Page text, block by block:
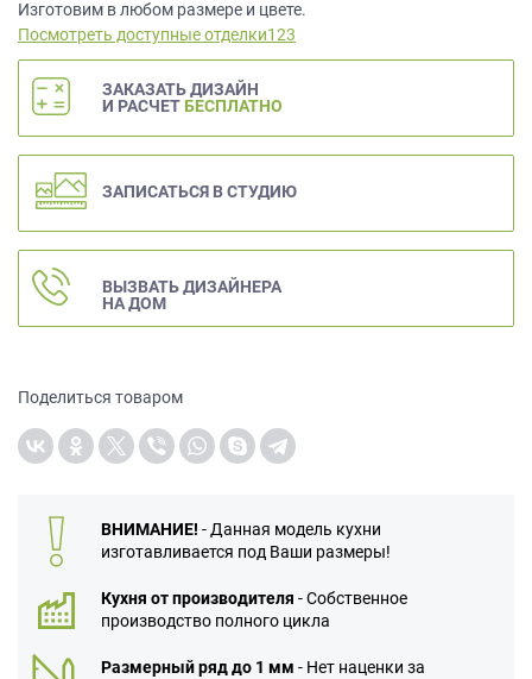
Изготовим в любом размере и цвете.
Посмотреть доступные отделки123
ЗАКАЗАТЬ ДИЗАЙН
И РАСЧЕТ БЕСПЛАТНО
ЗАПИСАТЬСЯ В СТУДИЮ
ВЫЗВАТЬ ДИЗАЙНЕРА
НА ДОМ
Поделиться товаром
ВНИМАНИЕ! - Данная модель кухни
изготавливается под Ваши размеры!
Кухня от производителя - Собственное
производство полного цикла
Размерный ряд до 1 мм - Нет наценки за
данных.